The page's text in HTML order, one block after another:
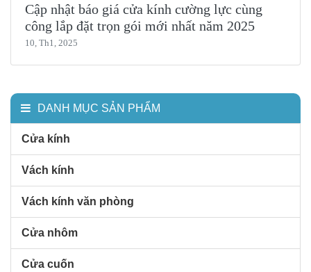
Cập nhật báo giá cửa kính cường lực cùng
công lắp đặt trọn gói mới nhất năm 2025
10, Th1, 2025
DANH MỤC SẢN PHẨM
Cửa kính
Vách kính
Vách kính văn phòng
Cửa nhôm
Cửa cuốn